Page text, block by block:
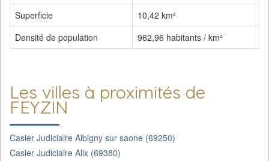
Superficie
10,42 km²
Densité de population
962,96 habitants / km²
Les villes à proximités de
FEYZIN
Casier Judiciaire Albigny sur saone (69250)
Casier Judiciaire Alix (69380)